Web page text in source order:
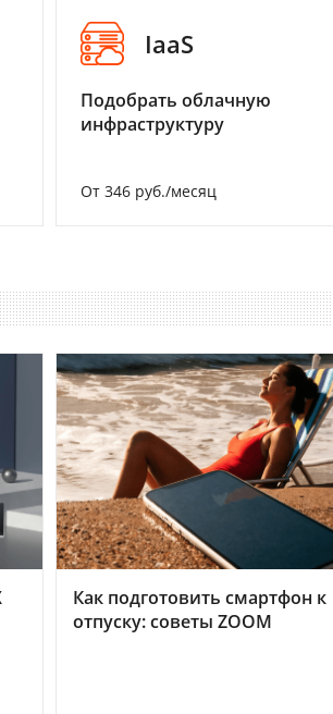
IaaS
Подобрать облачную
инфраструктуру
От 346 руб./месяц
Как подготовить смартфон к
отпуску: советы ZOOM